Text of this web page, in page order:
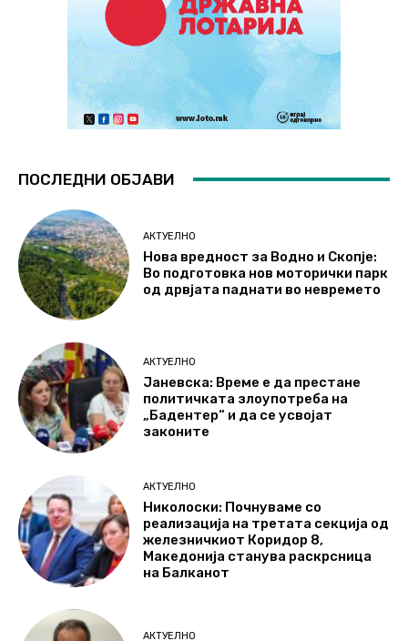
ПОСЛЕДНИ ОБЈАВИ
АКТУЕЛНО
Нова вредност за Водно и Скопје:
Во подготовка нов моторички парк
од дрвјата паднати во невремето
АКТУЕЛНО
Јаневска: Време е да престане
политичката злоупотреба на
„Бадентер“ и да се усвојат
законите
АКТУЕЛНО
Николоски: Почнуваме со
реализација на третата секција од
железничкиот Коридор 8,
Македонија станува раскрсница
на Балканот
АКТУЕЛНО